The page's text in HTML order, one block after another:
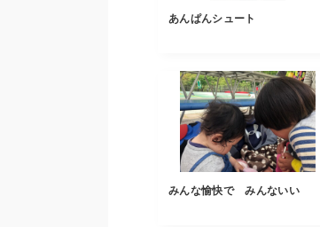
あんぱんシュート
みんな愉快で みんないい